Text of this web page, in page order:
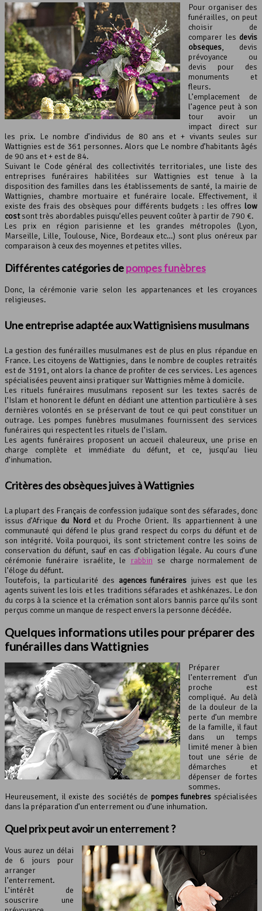
Pour organiser des
funérailles, on peut
choisir de
comparer les devis
obsèques, devis
prévoyance ou
devis pour des
monuments et
fleurs.
L’emplacement de
l’agence peut à son
tour avoir un
impact direct sur
les prix. Le nombre d’individus de 80 ans et + vivants seules sur
Wattignies est de 361 personnes. Alors que Le nombre d’habitants âgés
de 90 ans et + est de 84.
Suivant le Code général des collectivités territoriales, une liste des
entreprises funéraires habilitées sur Wattignies est tenue à la
disposition des familles dans les établissements de santé, la mairie de
Wattignies, chambre mortuaire et funéraire locale. Effectivement, il
existe des frais des obsèques pour différents budgets : les offres low
costsont très abordables puisqu’elles peuvent coûter à partir de 790 €.
Les prix en région parisienne et les grandes métropoles (Lyon,
Marseille, Lille, Toulouse, Nice, Bordeaux etc…) sont plus onéreux par
comparaison à ceux des moyennes et petites villes.
Différentes catégories depompes funèbres
Donc, la cérémonie varie selon les appartenances et les croyances
religieuses.
Une entreprise adaptée aux Wattignisiens musulmans
La gestion des funérailles musulmanes est de plus en plus répandue en
France. Les citoyens de Wattignies, dans le nombre de couples retraités
est de 3191, ont alors la chance de profiter de ces services. Les agences
spécialisées peuvent ainsi pratiquer sur Wattignies même à domicile.
Les rituels funéraires musulmans reposent sur les textes sacrés de
l’Islam et honorent le défunt en dédiant une attention particulière à ses
dernières volontés en se préservant de tout ce qui peut constituer un
outrage. Les pompes funèbres musulmanes fournissent des services
funéraires qui respectent les rituels de l’islam.
Les agents funéraires proposent un accueil chaleureux, une prise en
charge complète et immédiate du défunt, et ce, jusqu’au lieu
d’inhumation.
Critères des obsèques juives à Wattignies
La plupart des Français de confession judaïque sont des séfarades, donc
issus d’Afrique du Nord et du Proche Orient. Ils appartiennent à une
communauté qui défend le plus grand respect du corps du défunt et de
son intégrité. Voila pourquoi, ils sont strictement contre les soins de
conservation du défunt, sauf en cas d’obligation légale. Au cours d’une
cérémonie funéraire israélite, le rabbin se charge normalement de
l’éloge du défunt.
Toutefois, la particularité des agences funéraires juives est que les
agents suivent les lois et les traditions séfarades et ashkénazes. Le don
du corps à la science et la crémation sont alors bannis parce qu’ils sont
perçus comme un manque de respect envers la personne décédée.
Quelques informations utiles pour préparer des
funérailles dans Wattignies
Préparer
l’enterrement d’un
proche est
compliqué. Au delà
de la douleur de la
perte d’un membre
de la famille, il faut
dans un temps
limité mener à bien
tout une série de
démarches et
dépenser de fortes
sommes.
Heureusement, il existe des sociétés de pompes funèbres spécialisées
dans la préparation d’un enterrement ou d’une inhumation.
Quel prix peut avoir un enterrement ?
Vous aurez un délai
de 6 jours pour
arranger
l’enterrement.
L’intérêt de
souscrire une